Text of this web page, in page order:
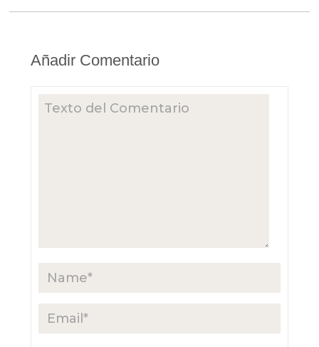
Añadir Comentario